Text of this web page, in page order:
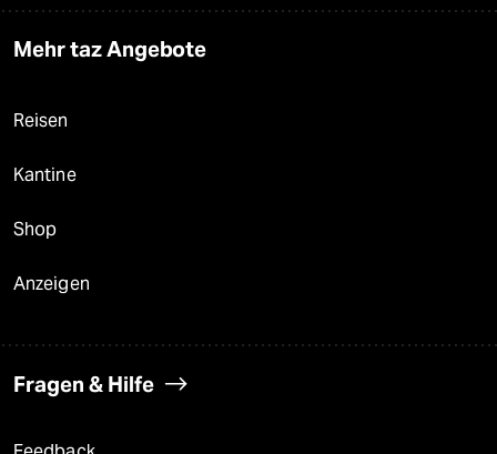
Mehr taz Angebote
Reisen
Kantine
Shop
Anzeigen
Fragen & Hilfe